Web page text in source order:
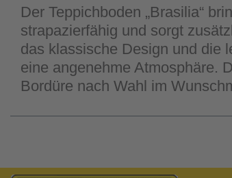
Der Teppichboden „Brasilia“
strapazierfähig und sorgt
das klassische Design und die
eine angenehme Atmosphäre.
Bordüre nach Wahl im